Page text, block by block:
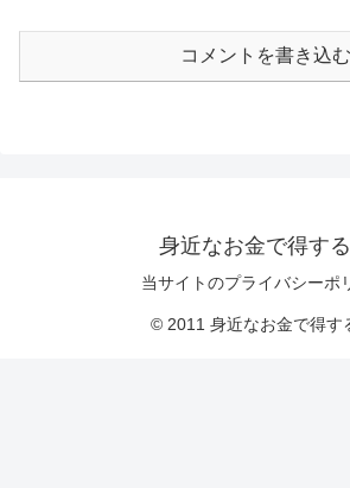
コメントを書き込む
身近なお金で得す
当サイトのプライバシーポ
© 2011 身近なお金で得す